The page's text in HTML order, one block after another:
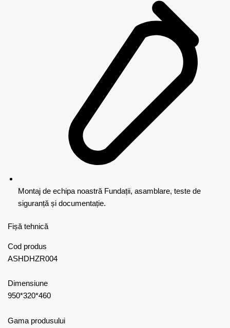
Montaj de echipa noastră Fundații, asamblare, teste de
siguranță și documentație.
Fișă tehnică
Cod produs
ASHDHZR004
Dimensiune
950*320*460
Gama produsului